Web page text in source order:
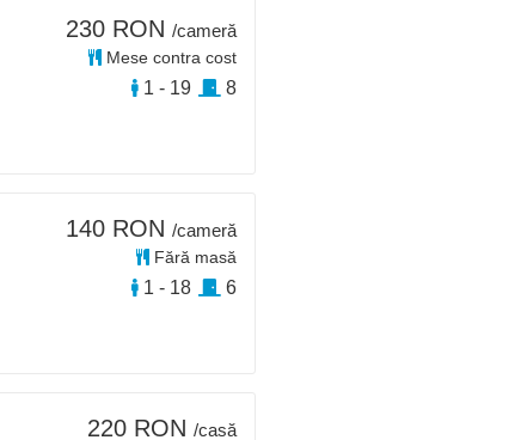
230 RON /cameră
Mese contra cost
1 - 19 8
140 RON /cameră
Fără masă
1 - 18 6
220 RON /casă